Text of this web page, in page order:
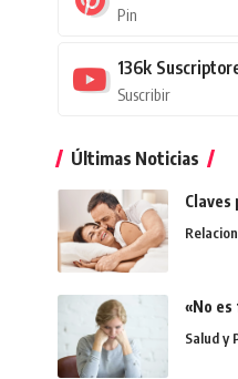
Pin
136k
Suscribir
Últimas Noticias
Claves
«No
Salud y